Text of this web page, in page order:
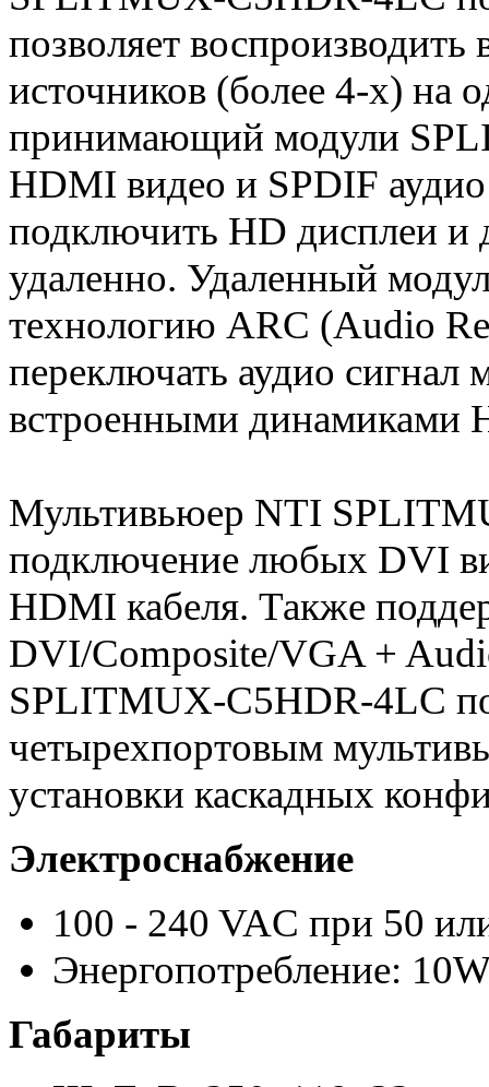
позволяет воспроизводить
источников (более 4-х) на
принимающий модули
HDMI видео и SPDIF
подключить HD дисплеи и
удаленно. Удаленный
технологию ARC (Audio
переключать аудио
встроенными динамиками
Мультивьюер NTI
подключение любых DVI
HDMI кабеля. Также
DVI/Composite/VGA +
SPLITMUX-C5HDR-4LC
четырехпортовым
установки каскадных
Электроснабжение
100 - 240 VAC при 50
Энергопотребление:
Габариты